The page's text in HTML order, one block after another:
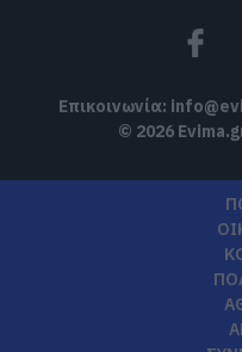
Επικοινωνία:
© 2026